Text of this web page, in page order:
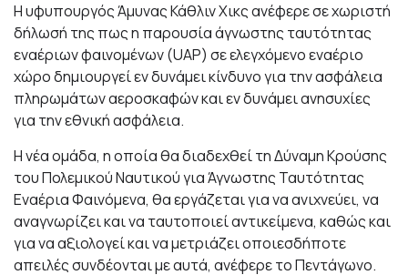
Η υφυπουργός Άμυνας Κάθλιν Χικς ανέφερε σε χωριστή
δήλωσή της πως η παρουσία άγνωστης ταυτότητας
εναέριων φαινομένων (UAP) σε ελεγχόμενο εναέριο
χώρο δημιουργεί εν δυνάμει κίνδυνο για την ασφάλεια
πληρωμάτων αεροσκαφών και εν δυνάμει ανησυχίες
για την εθνική ασφάλεια.
Η νέα ομάδα, η οποία θα διαδεχθεί τη Δύναμη Κρούσης
του Πολεμικού Ναυτικού για Άγνωστης Ταυτότητας
Εναέρια Φαινόμενα, θα εργάζεται για να ανιχνεύει, να
αναγνωρίζει και να ταυτοποιεί αντικείμενα, καθώς και
για να αξιολογεί και να μετριάζει οποιεσδήποτε
απειλές συνδέονται με αυτά, ανέφερε το Πεντάγωνο.